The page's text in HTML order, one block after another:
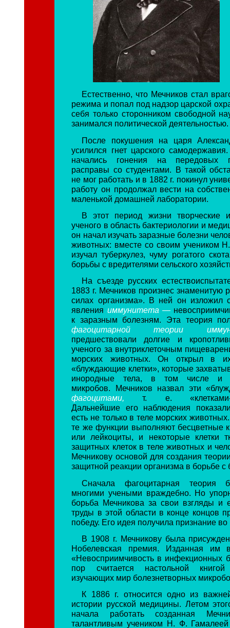
Естественно, что Мечников стал
режима и попал под надзор царской
себя только сторонником свободной
занимался политической деятельностью.
После покушения на царя
усилился гнет царского
начались гонения на передовых
расправы со студентами. В такой
не мог работать и в 1882 г. покинул
работу он продолжал вести на
маленькой домашней лаборатории.
В этот период жизни творческие
ученого в область бактериологии и
он начал изучать заразные болезни
животных: вместе со своим учеником
изучал туберкулез, чуму рогатого
борьбы с вредителями сельского
На съезде русских
1883 г. Мечников произнес знаменитую
силах организма». В ней он изложил
явления иммунитета —
к заразным болезням. Эта теория
фагоцитарной теории
предшествовали долгие и
ученого за внутриклеточным
морских животных. Он открыл в
«блуждающие клетки», которые
инородные тела, в том числе и
микробов. Мечников назвал эти
фагоцитами,т. е. «клетками-
Дальнейшие его наблюдения
есть не только в теле морских
те же функции выполняют бесцветные
или лейкоциты, и некоторые клетки
защитных клеток в теле животных и
Мечникову основой для создания
защитной реакции организма в борьбе с
Сначала фагоцитарная теория
многими учеными враждебно. Но
борьба Мечникова за свои взгляды и
труды в этой области в конце концов
победу. Его идея получила признание
В 1908 г. Мечникову была
Нобелевская премия. Изданная им
«Невосприимчивость в инфекционных
пор считается настольной
изучающих мир болезнетворных
К 1886 г. относится одно из
истории русской медицины. Летом
начала работать созданная
талантливым учеником Н. Ф. Гамалеей